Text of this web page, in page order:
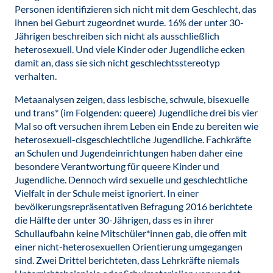
Personen identifizieren sich nicht mit dem Geschlecht, das
ihnen bei Geburt zugeordnet wurde. 16% der unter 30-
Jährigen beschreiben sich nicht als ausschließlich
heterosexuell. Und viele Kinder oder Jugendliche ecken
damit an, dass sie sich nicht geschlechtsstereotyp
verhalten.
Metaanalysen zeigen, dass lesbische, schwule, bisexuelle
und trans* (im Folgenden: queere) Jugendliche drei bis vier
Mal so oft versuchen ihrem Leben ein Ende zu bereiten wie
heterosexuell-cisgeschlechtliche Jugendliche. Fachkräfte
an Schulen und Jugendeinrichtungen haben daher eine
besondere Verantwortung für queere Kinder und
Jugendliche. Dennoch wird sexuelle und geschlechtliche
Vielfalt in der Schule meist ignoriert. In einer
bevölkerungsrepräsentativen Befragung 2016 berichtete
die Hälfte der unter 30-Jährigen, dass es in ihrer
Schullaufbahn keine Mitschüler*innen gab, die offen mit
einer nicht-heterosexuellen Orientierung umgegangen
sind. Zwei Drittel berichteten, dass Lehrkräfte niemals